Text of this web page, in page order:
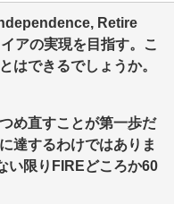
Retire
アの実現を目指す。こ
はできるでしょうか。
め直すことが第一歩だ
達するわけではありま
い限りFIREどころか60